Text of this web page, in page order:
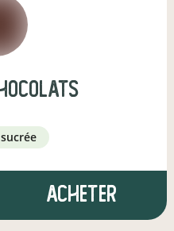
sucrée
Acheter